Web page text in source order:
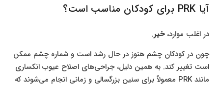
آیا PRK برای کودکان مناسب است؟
در اغلب موارد،خیر.
چون در کودکان چشم هنوز در حال رشد است و شماره چشم ممکن
است تغییر کند. به همین دلیل، جراحی‌های اصلاح عیوب انکساری
مانند PRK معمولاً برای سنین بزرگسالی و زمانی انجام می‌شوند که